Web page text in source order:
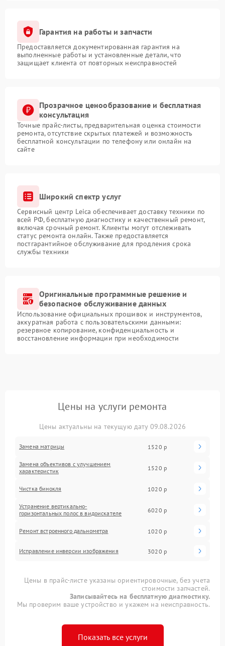
Гарантия на работы и запчасти
Предоставляется документированная гарантия на
выполненные работы и установленные детали, что
защищает клиента от повторных неисправностей
Прозрачное ценообразование и бесплатная
консультация
Точные прайс-листы, предварительная оценка стоимости
ремонта, отсутствие скрытых платежей и возможность
бесплатной консультации по телефону или онлайн на
сайте
Широкий спектр услуг
Сервисный центр Leica обеспечивает доставку техники по
всей РФ, бесплатную диагностику и качественный ремонт,
включая срочный ремонт. Клиенты могут отслеживать
статус ремонта онлайн. Также предоставляется
постгарантийное обслуживание для продления срока
службы техники
Оригинальные программные решение и
безопасное обслуживание данных
Использование официальных прошивок и инструментов,
аккуратная работа с пользовательскими данными:
резервное копирование, конфиденциальность и
восстановление информации при необходимости
Цены на услуги ремонта
Цены актуальны на текущую дату 09.08.2026
Замена матрицы 1520 р
Замена объективов с улучшением
характеристик
1520 р
Чистка бинокля 1020 р
Устранение вертикально-
горизонтальных полос в видоискателе
6020 р
Ремонт встроенного дальнометра 1020 р
Исправление инверсии изображения 3020 р
Цены в прайс-листе указаны ориентировочные, без учета
стоимости запчастей.
Записывайтесь на бесплатную диагностику.
Мы проверим ваше устройство и укажем на неисправность.
Показать все услуги